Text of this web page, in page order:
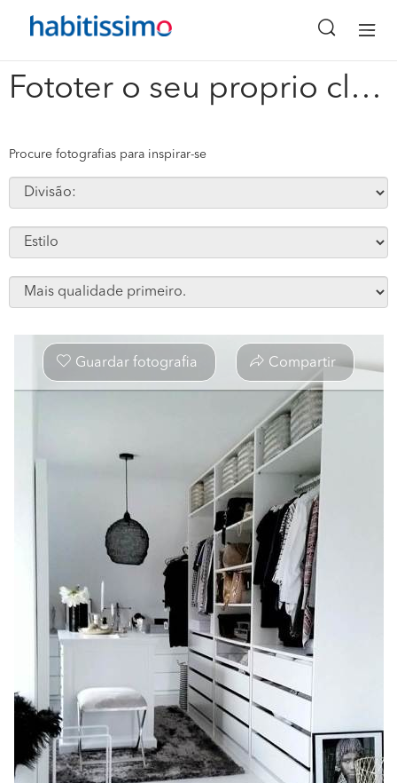
Fototer o seu proprio closet #66526
x
Procure fotografias para inspirar-se
Guardar fotografia Compartir